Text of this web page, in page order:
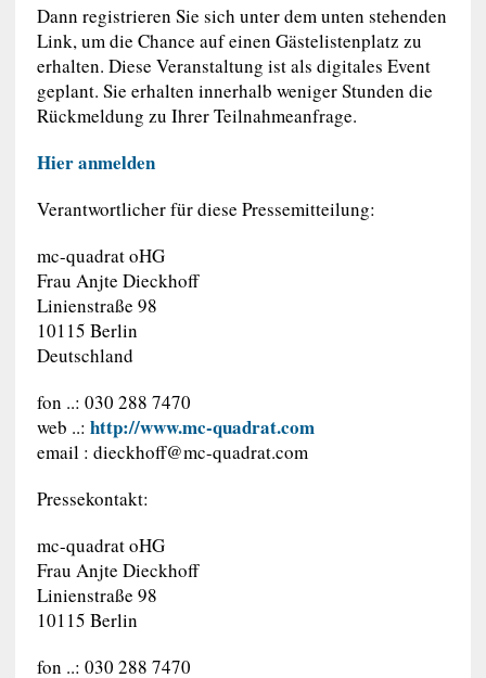
Dann registrieren Sie sich unter dem unten stehenden
Link, um die Chance auf einen Gästelistenplatz zu
erhalten. Diese Veranstaltung ist als digitales Event
geplant. Sie erhalten innerhalb weniger Stunden die
Rückmeldung zu Ihrer Teilnahmeanfrage.
Hier anmelden
Verantwortlicher für diese Pressemitteilung:
mc-quadrat oHG
Frau Anjte Dieckhoff
Linienstraße 98
10115 Berlin
Deutschland
fon ..: 030 288 7470
web ..: http://www.mc-quadrat.com
email : dieckhoff@mc-quadrat.com
Pressekontakt:
mc-quadrat oHG
Frau Anjte Dieckhoff
Linienstraße 98
10115 Berlin
fon ..: 030 288 7470